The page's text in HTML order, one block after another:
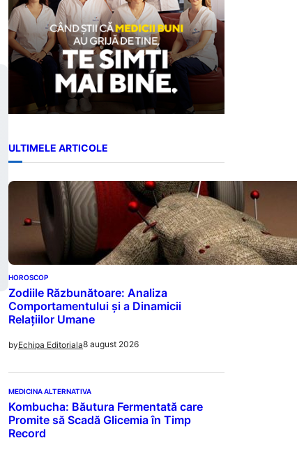
ULTIMELE ARTICOLE
HOROSCOP
Zodiile Răzbunătoare: Analiza
Comportamentului și a Dinamicii
Relațiilor Umane
byEchipa Editoriala8 august 2026
MEDICINA ALTERNATIVA
Kombucha: Băutura Fermentată care
Promite să Scadă Glicemia în Timp
Record